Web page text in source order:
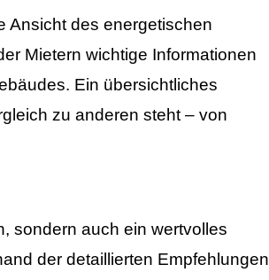
Ansicht des energetischen
Mietern wichtige Informationen
Ein übersichtliches
zu anderen steht – von
sondern auch ein wertvolles
der detaillierten Empfehlungen